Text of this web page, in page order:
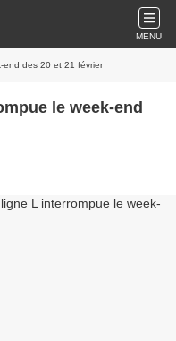
MENU
end des 20 et 21 février
le week-end